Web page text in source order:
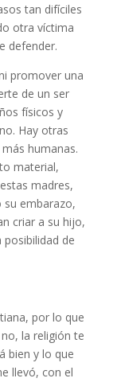
tan difíciles
otra víctima
defender.
promover una
de un ser
físicos y
Hay otras
humanas.
material,
madres,
su embarazo,
criar a su hijo,
de
por lo que
la religión te
bien y lo que
llevó, con el